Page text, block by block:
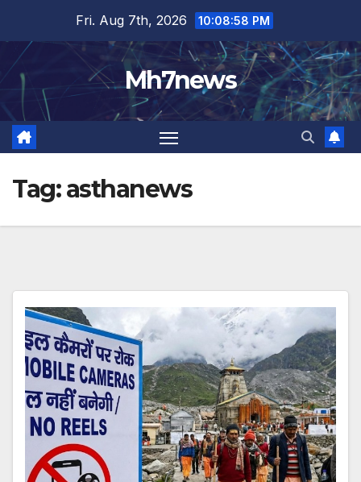
content
Fri. Aug 7th, 2026 10:08:58 PM
Mh7news
Tag:asthanews